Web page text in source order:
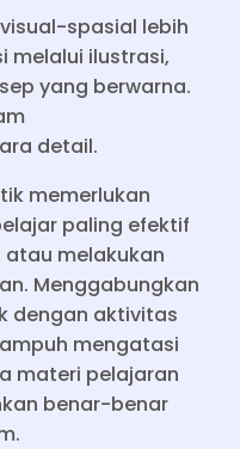
spasial lebih
melalui ilustrasi,
yang berwarna.
detail.
memerlukan
paling efektif
melakukan
Menggabungkan
dengan aktivitas
mengatasi
materi pelajaran
benar-benar